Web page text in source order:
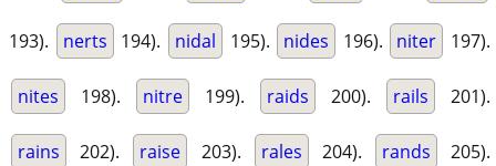
193). nerts 194). nidal 195). nides 196). niter 197).
nites 198). nitre 199). raids 200). rails 201).
rains 202). raise 203). rales 204). rands 205).